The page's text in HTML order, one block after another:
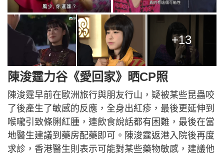
+13
陳浚霆力谷《愛回家》晒CP照
陳浚霆早前在歐洲旅行與朋友行山，疑被某些昆蟲咬
了後產生了敏感的反應，全身出紅疹，最後更延伸到
喉嚨引致條脷紅腫，連飲食說話都有困難，最後在當
地醫生建議到藥房配藥即可。陳浚霆返港入院後再度
求診，香港醫生則表示可能對某些藥物敏感，建議他